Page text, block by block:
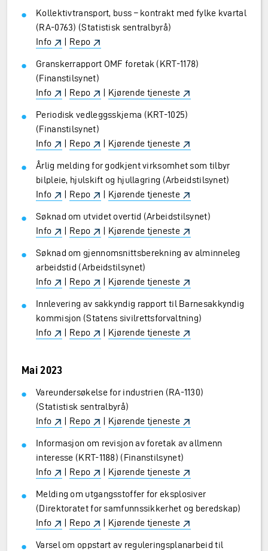
Kollektivtransport, buss – kontrakt med fylke kvartal
(RA-0763) (Statistisk sentralbyrå)
Info
| Repo
Granskerrapport OMF foretak (KRT-1178)
(Finanstilsynet)
Info
| Repo | Kjørende tjeneste
Periodisk vedleggsskjema (KRT-1025)
(Finanstilsynet)
Info
| Repo | Kjørende tjeneste
Årlig melding for godkjent virksomhet som tilbyr
bilpleie, hjulskift og hjullagring (Arbeidstilsynet)
Info
| Repo | Kjørende tjeneste
Søknad om utvidet overtid (Arbeidstilsynet)
Info
| Repo | Kjørende tjeneste
Søknad om gjennomsnittsberekning av alminneleg
arbeidstid (Arbeidstilsynet)
Info
| Repo | Kjørende tjeneste
Innlevering av sakkyndig rapport til Barnesakkyndig
kommisjon (Statens sivilrettsforvaltning)
Info
| Repo | Kjørende tjeneste
Mai 2023
Vareundersøkelse for industrien (RA-1130)
(Statistisk sentralbyrå)
Info
| Repo | Kjørende tjeneste
Informasjon om revisjon av foretak av allmenn
interesse (KRT-1188) (Finanstilsynet)
Info
| Repo | Kjørende tjeneste
Melding om utgangsstoffer for eksplosiver
(Direktoratet for samfunnssikkerhet og beredskap)
Info
| Repo | Kjørende tjeneste
Varsel om oppstart av reguleringsplanarbeid til